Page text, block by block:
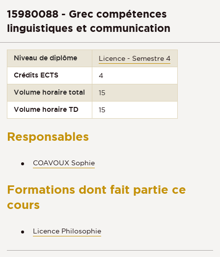
15980088 - Grec compétences
linguistiques et communication
Niveau de diplôme Licence - Semestre 4
Crédits ECTS 4
Volume horaire total 15
Volume horaire TD 15
Responsables
COAVOUX Sophie
Formations dont fait partie ce
cours
Licence Philosophie